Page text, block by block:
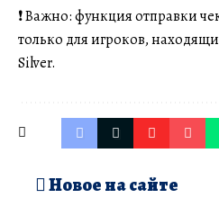
❗️ Важно: функция отправки
только для игроков,
Silver.
Новое на сайте